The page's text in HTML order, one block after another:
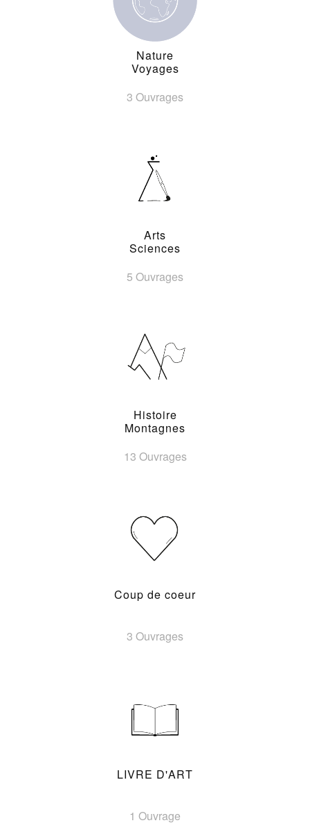
Nature
Voyages
3 Ouvrages
Arts
Sciences
5 Ouvrages
Histoire
Montagnes
13 Ouvrages
Coup de coeur
3 Ouvrages
LIVRE D'ART
1 Ouvrage